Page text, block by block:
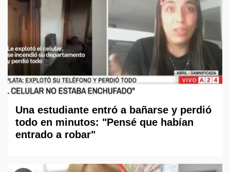
Una estudiante entró a bañarse y perdió
todo en minutos: "Pensé que habían
entrado a robar"